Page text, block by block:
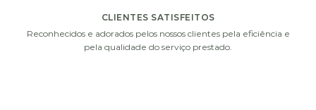
CLIENTES SATISFEITOS
Reconhecidos e adorados pelos nossos clientes pela eficiência e
pela qualidade do serviço prestado.